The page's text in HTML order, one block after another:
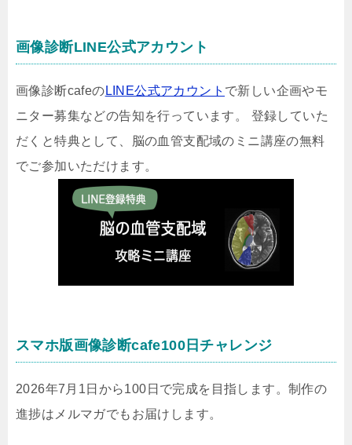
画像診断LINE公式アカウント
画像診断cafeの LINE公式アカウント で新しい企画やモ
ニター募集などの告知を行っています。 登録していた
だくと特典として、脳の血管支配域のミニ講座の無料
でご参加いただけます。
スマホ版画像診断cafe100日チャレンジ
2026年7月1日から100日で完成を目指します。制作の
進捗はメルマガでもお届けします。